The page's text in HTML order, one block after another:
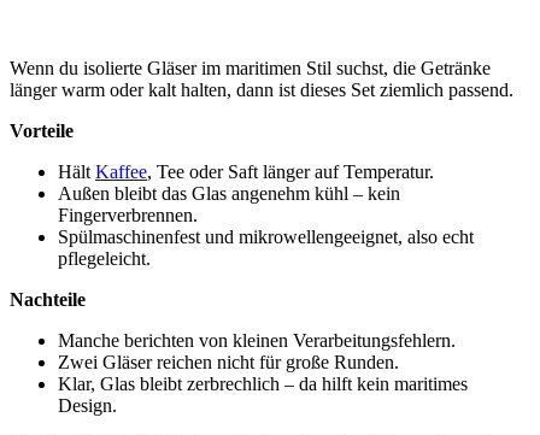
Wenn du isolierte Gläser im maritimen Stil suchst, die Getränke
länger warm oder kalt halten, dann ist dieses Set ziemlich passend.
Vorteile
Hält Kaffee, Tee oder Saft länger auf Temperatur.
Außen bleibt das Glas angenehm kühl – kein
Fingerverbrennen.
Spülmaschinenfest und mikrowellengeeignet, also echt
pflegeleicht.
Nachteile
Manche berichten von kleinen Verarbeitungsfehlern.
Zwei Gläser reichen nicht für große Runden.
Klar, Glas bleibt zerbrechlich – da hilft kein maritimes
Design.